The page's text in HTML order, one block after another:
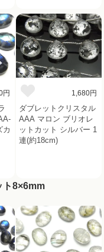
円
カ
1,680円
ダブレットクリスタル
AAA マロン ブリオレ
ットカット シルバー 1
連(約18cm)
ト8×6mm